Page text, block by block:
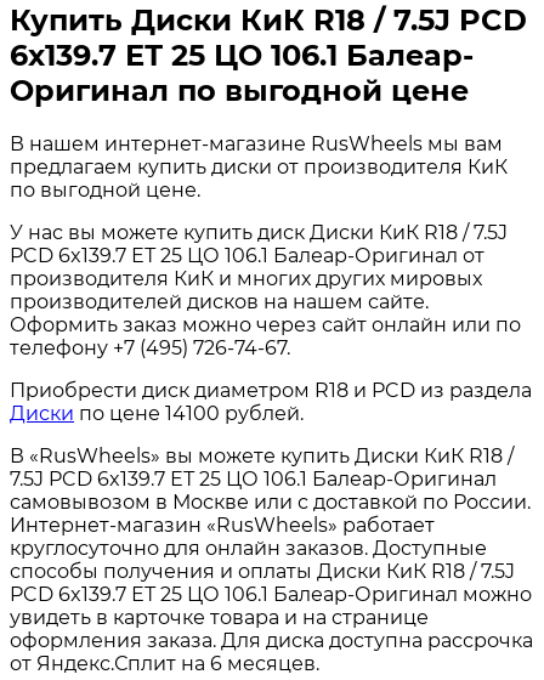
Купить Диски КиК R18 / 7.5J PCD
6x139.7 ЕТ 25 ЦО 106.1 Балеар-
Оригинал по выгодной цене
В нашем интернет-магазине RusWheels мы вам
предлагаем купить диски от производителя КиК
по выгодной цене.
У нас вы можете купить диск Диски КиК R18 / 7.5J
PCD 6x139.7 ЕТ 25 ЦО 106.1 Балеар-Оригинал от
производителя КиК и многих других мировых
производителей дисков на нашем сайте.
Оформить заказ можно через сайт онлайн или по
телефону +7 (495) 726-74-67.
Приобрести диск диаметром R18 и PCD из раздела
Диски по цене 14100 рублей.
В «RusWheels» вы можете купить Диски КиК R18 /
7.5J PCD 6x139.7 ЕТ 25 ЦО 106.1 Балеар-Оригинал
самовывозом в Москве или с доставкой по России.
Интернет-магазин «RusWheels» работает
круглосуточно для онлайн заказов. Доступные
способы получения и оплаты Диски КиК R18 / 7.5J
PCD 6x139.7 ЕТ 25 ЦО 106.1 Балеар-Оригинал можно
увидеть в карточке товара и на странице
оформления заказа. Для диска доступна рассрочка
от Яндекс.Сплит на 6 месяцев.